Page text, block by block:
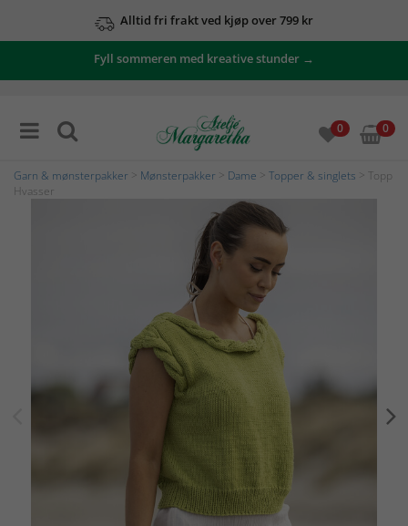
Alltid fri frakt ved kjøp over 799 kr
Fyll sommeren med kreative stunder →
0 0
Garn & mønsterpakker Mønsterpakker Dame Topper & singlets > Topp
Hvasser